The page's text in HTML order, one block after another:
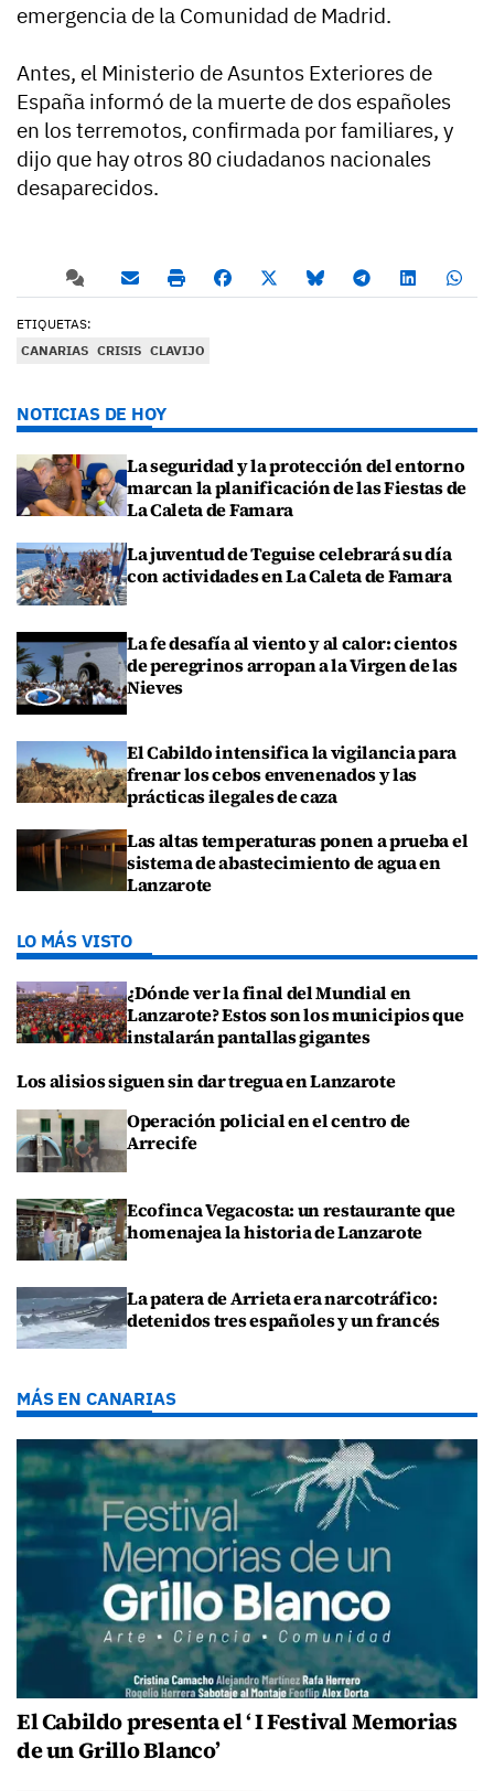
emergencia de la Comunidad de Madrid.
Antes, el Ministerio de Asuntos Exteriores de
España informó de la muerte de dos españoles
en los terremotos, confirmada por familiares, y
dijo que hay otros 80 ciudadanos nacionales
desaparecidos.
ETIQUETAS:
CANARIAS CRISIS CLAVIJO
NOTICIAS DE HOY
La seguridad y la protección del entorno
marcan la planificación de las Fiestas de
La Caleta de Famara
La juventud de Teguise celebrará su día
con actividades en La Caleta de Famara
La fe desafía al viento y al calor: cientos
de peregrinos arropan a la Virgen de las
Nieves
El Cabildo intensifica la vigilancia para
frenar los cebos envenenados y las
prácticas ilegales de caza
Las altas temperaturas ponen a prueba el
sistema de abastecimiento de agua en
Lanzarote
LO MÁS VISTO
¿Dónde ver la final del Mundial en
Lanzarote? Estos son los municipios que
instalarán pantallas gigantes
Los alisios siguen sin dar tregua en Lanzarote
Operación policial en el centro de
Arrecife
Ecofinca Vegacosta: un restaurante que
homenajea la historia de Lanzarote
La patera de Arrieta era narcotráfico:
detenidos tres españoles y un francés
MÁS EN CANARIAS
El Cabildo presenta el ‘ I Festival Memorias
de un Grillo Blanco’